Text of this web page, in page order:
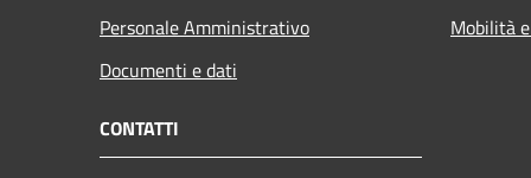
Personale Amministrativo
Documenti e dati
Mobilità
CONTATTI